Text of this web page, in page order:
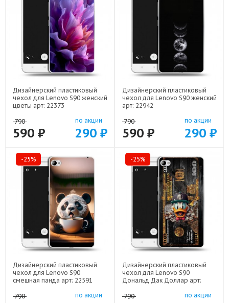
Дизайнерский пластиковый
чехол для Lenovo S90 женский
цветы арт: 22373
790
590 ₽
по акции
290 ₽
Дизайнерский пластиковый
чехол для Lenovo S90 женский
арт: 22942
790
590 ₽
по акции
290 ₽
-25%
Дизайнерский пластиковый
чехол для Lenovo S90
смешная панда арт: 22591
790 по акции
-25%
Дизайнерский пластиковый
чехол для Lenovo S90
Дональд Дак Доллар арт:
790
по акции